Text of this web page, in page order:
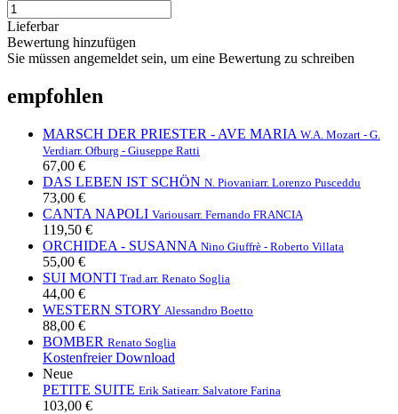
Lieferbar
Bewertung hinzufügen
Sie müssen angemeldet sein, um eine Bewertung zu schreiben
empfohlen
MARSCH DER PRIESTER - AVE MARIA W.A. Mozart - G.
Verdiarr. Ofburg - Giuseppe Ratti
67,00 €
DAS LEBEN IST SCHÖN N. Piovaniarr. Lorenzo Pusceddu
73,00 €
CANTA NAPOLI Variousarr. Fernando FRANCIA
119,50 €
ORCHIDEA - SUSANNA Nino Giuffrè - Roberto Villata
55,00 €
SUI MONTI Trad. arr. Renato Soglia
44,00 €
WESTERN STORY Alessandro Boetto
88,00 €
BOMBER Renato Soglia
Kostenfreier Download
Neue
PETITE SUITE Erik Satiearr. Salvatore Farina
103,00 €